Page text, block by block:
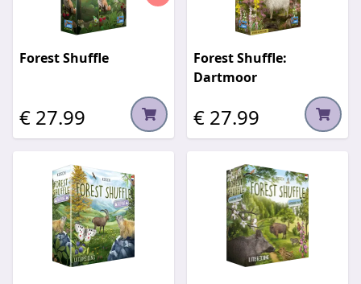
Forest Shuffle
€ 27.99
Forest Shuffle:
Dartmoor
€ 27.99